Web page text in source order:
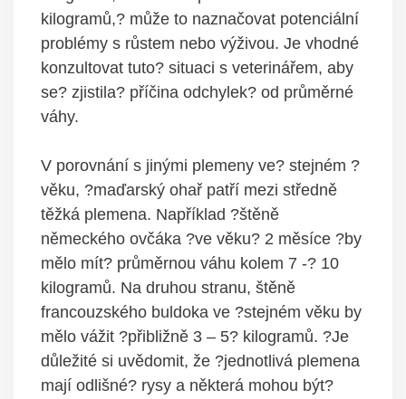
kilogramů,? může to naznačovat potenciální
problémy s růstem nebo výživou. Je vhodné
konzultovat tuto? situaci s veterinářem, aby
se? zjistila? příčina odchylek? od průměrné
váhy.
V porovnání s jinými plemeny ve? stejném ?
věku, ?maďarský ohař patří mezi středně
těžká plemena. Například ?štěně
německého ovčáka ?ve věku? 2 měsíce ?by
mělo mít? průměrnou váhu kolem 7 -? 10
kilogramů. Na druhou stranu, štěně
francouzského buldoka ve ?stejném věku by
mělo vážit ?přibližně 3 – 5? kilogramů. ?Je
důležité si uvědomit, že ?jednotlivá plemena
mají odlišné? rysy a některá mohou být?